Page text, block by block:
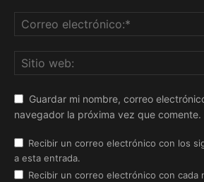
Guardar mi nombre, correo
navegador la próxima vez que comente.
Recibir un correo electrónico con los
a esta entrada.
Recibir un correo electrónico con cada